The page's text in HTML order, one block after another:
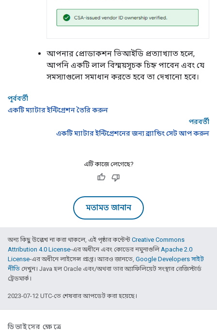
আপনার প্রোডাকশন ভিআইডি প্রত্যাখ্যাত হলে,
আপনি একটি লাল বিস্ময়সূচক চিহ্ন পাবেন এবং যে
সমস্যাগুলো সমাধান করতে হবে তা দেখানো হবে।
পূর্ববর্তী
একটি ম্যাটার ইন্টিগ্রেশন তৈরি করুন
পরবর্তী
একটি ম্যাটার ইন্টিগ্রেশনের জন্য ব্র্যান্ডিং সেট আপ করুন
এটি কাজে লেগেছে?
মতামত জানান
অন্য কিছু উল্লেখ না করা থাকলে, এই পৃষ্ঠার কন্টেন্ট Creative Commons
Attribution 4.0 License-এর অধীনে এবং কোডের নমুনাগুলিApache 2.0
License-এর অধীনে লাইসেন্স প্রাপ্ত। আরও জানতে, Google Developers সাইট
নীতি দেখুন। Java হল Oracle এবং/অথবা তার অ্যাফিলিয়েট সংস্থার রেজিস্টার্ড
ট্রেডমার্ক।
2023-07-12 UTC-তে শেষবার আপডেট করা হয়েছে।
ডিভাইসের ক্ষেত্রে